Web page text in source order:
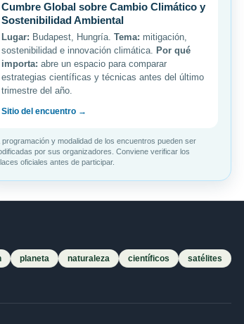
Cumbre Global sobre Cambio Climático y
Sostenibilidad Ambiental
Lugar: Budapest, Hungría. Tema: mitigación,
sostenibilidad e innovación climática. Por qué
importa: abre un espacio para comparar
estrategias científicas y técnicas antes del último
trimestre del año.
Sitio del encuentro →
programación y modalidad de los encuentros pueden ser
por sus organizadores. Conviene verificar los
oficiales antes de participar.
planeta naturaleza científicos
satélites